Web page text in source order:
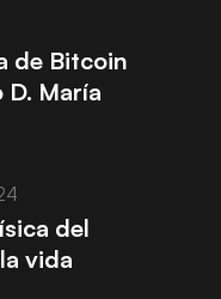
de Bitcoin
María
del
vida